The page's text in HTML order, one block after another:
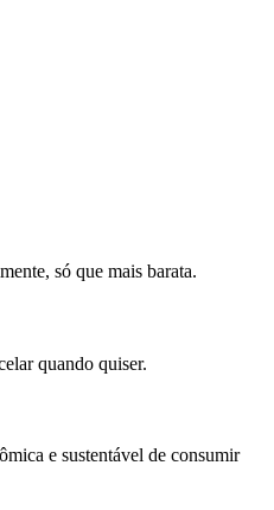
só que mais barata.
quando quiser.
e sustentável de consumir